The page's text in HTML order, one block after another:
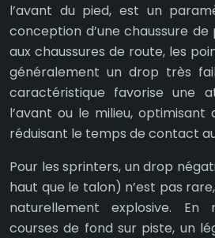
l’avant du pied, est un
conception d’une chaussure
aux chaussures de route, les
généralement un drop très
caractéristique favorise une
l’avant ou le milieu, optimisant
réduisant le temps de contact
Pour les sprinters, un drop
haut que le talon) n’est pas
naturellement explosive. En
courses de fond sur piste, un